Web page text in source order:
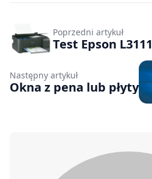
Poprzedni artykuł
Test Epson L3111
Następny artykuł
Okna z pena lub płyty